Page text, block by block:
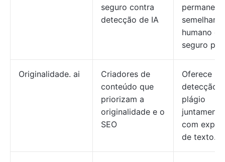
seguro contra
detecção de IA
permaneça
humano e
seguro
Originalidade. ai
Criadores de
conteúdo que
priorizam a
originalidade e o
SEO
Oferece
detecção
plágio
juntamente
com
de texto.